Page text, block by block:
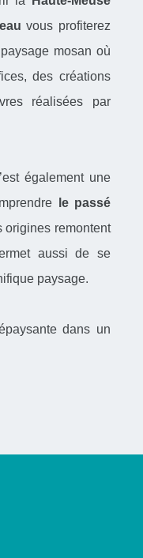
vous profiterez
mosan où
des créations
réalisées par
également une
le passé
origines remontent
aussi de se
paysage.
dans un